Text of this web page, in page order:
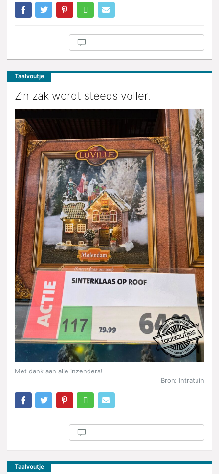
Taalvoutje
Z’n zak wordt steeds voller.
Met dank aan alle inzenders!
Bron: Intratuin
Taalvoutje